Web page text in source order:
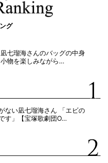
グ
七瑠海さんのバッグの中身
物を楽しみながら…
ない凪七瑠海さん 「エビの
す」【宝塚歌劇団O…